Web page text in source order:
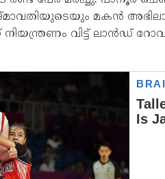
മകൻ
വിട്ട് ലാൻഡ്